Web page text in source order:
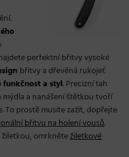
perfektní břitvy vysoké
břitvy a dřevěná rukojeť
funkčnost a styl. Precizní tah
a nanášení štětkou tvoří
prostě musíte zažít, dopřejte
břitvu na holení vousů.
omrknětežiletkové